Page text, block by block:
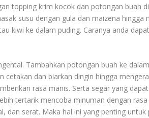
topping krim kocok dan potongan buah
susu dengan gula dan maizena hingga
kiwi ke dalam puding. Caranya anda
Tambahkan potongan buah ke
dan biarkan dingin hingga
rasa manis. Serta segar yang
tertarik mencoba minuman dengan
dan serat. Maka hal ini yang penting